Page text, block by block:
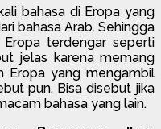
bahasa di Eropa yang
bahasa Arab. Sehingga
terdengar seperti
jelas karena memang
Eropa yang mengambil
pun, Bisa disebut jika
bahasa yang lain.